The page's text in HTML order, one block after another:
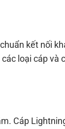
kết nối
loại cáp và
Cáp